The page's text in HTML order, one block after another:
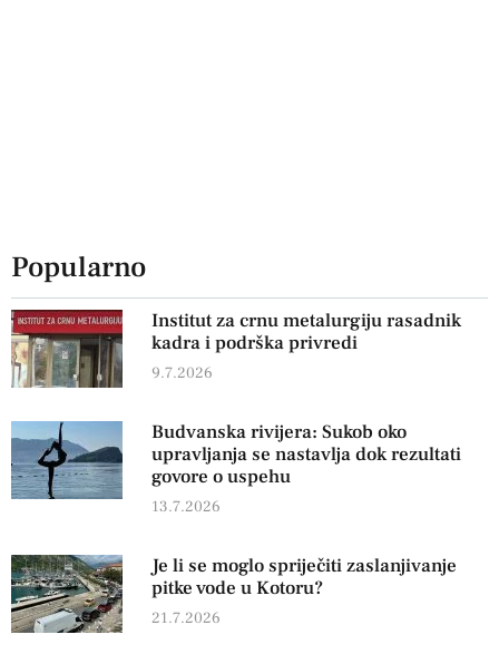
Popularno
Institut za crnu metalurgiju rasadnik
kadra i podrška privredi
9.7.2026
Budvanska rivijera: Sukob oko
upravljanja se nastavlja dok rezultati
govore o uspehu
13.7.2026
Je li se moglo spriječiti zaslanjivanje
pitke vode u Kotoru?
21.7.2026